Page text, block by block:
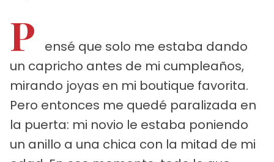
P
ensé que solo me estaba dando
un capricho antes de mi cumpleaños,
mirando joyas en mi boutique favorita.
Pero entonces me quedé paralizada en
la puerta: mi novio le estaba poniendo
un anillo a una chica con la mitad de mi